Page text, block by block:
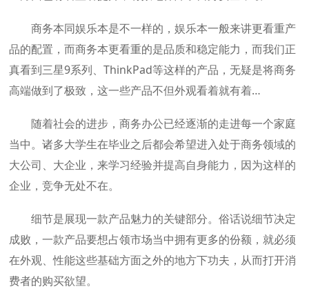
商务本同娱乐本是不一样的，娱乐本一般来讲更看重产
品的配置，而商务本更看重的是品质和稳定能力，而我们正
真看到三星9系列、ThinkPad等这样的产品，无疑是将商务
高端做到了极致，这一些产品不但外观看着就有着…
随着社会的进步，商务办公已经逐渐的走进每一个家庭
当中。诸多大学生在毕业之后都会希望进入处于商务领域的
大公司、大企业，来学习经验并提高自身能力，因为这样的
企业，竞争无处不在。
细节是展现一款产品魅力的关键部分。俗话说细节决定
成败，一款产品要想占领市场当中拥有更多的份额，就必须
在外观、性能这些基础方面之外的地方下功夫，从而打开消
费者的购买欲望。